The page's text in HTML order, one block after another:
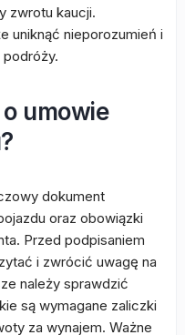
zwrotu kaucji.
uniknąć nieporozumień i
podróży.
umowie
dokument
oraz obowiązki
Przed podpisaniem
i zwrócić uwagę na
należy sprawdzić
są wymagane zaliczki
za wynajem. Ważne